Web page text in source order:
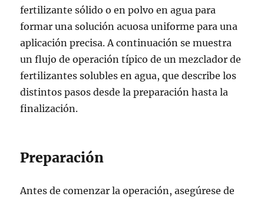
fertilizante sólido o en polvo en agua para
formar una solución acuosa uniforme para una
aplicación precisa. A continuación se muestra
un flujo de operación típico de un mezclador de
fertilizantes solubles en agua, que describe los
distintos pasos desde la preparación hasta la
finalización.
Preparación
Antes de comenzar la operación, asegúrese de